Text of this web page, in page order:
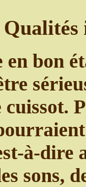
Qualités
en bon
à-dire
sons,